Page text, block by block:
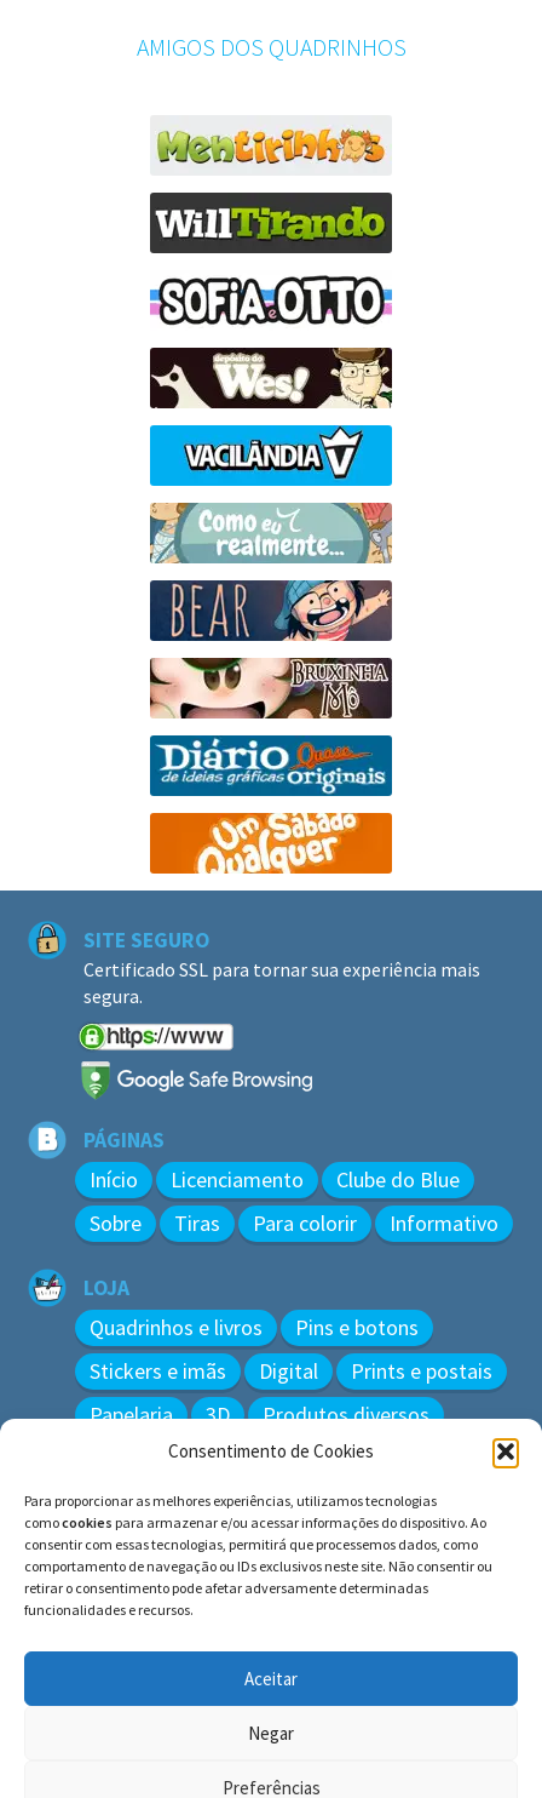
Consentimento de Cookies
Para proporcionar as melhores experiências, utilizamos tecnologias
comocookies para armazenar e/ou acessar informações do dispositivo. Ao
consentir com essas tecnologias, permitirá que processemos dados, como
comportamento de navegação ou IDs exclusivos neste site. Não consentir ou
retirar o consentimento pode afetar adversamente determinadas
funcionalidades e recursos.
Aceitar
Negar
Preferências
AMIGOS DOS QUADRINHOS
SITE SEGURO
Certificado SSL para tornar sua experiência mais
segura.
PÁGINAS
Início Licenciamento
Clube do Blue
Sobre
Tiras Para colorir Informativo
LOJA
Quadrinhos e livros
Pins e botons
Stickers e imãs
Digital
Prints e postais
Papelaria
3D Produtos diversos
Pesquisar
por:
© BLUE e os gatos ∙ todos os direitos reservados.
Histórias inspiradas em gatos reais. Adote e cuide dos
gatos!